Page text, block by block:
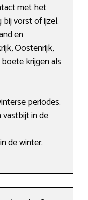
met het
vorst of ijzel.
en
Oostenrijk,
krijgen als
periodes.
vastbijt in de
de winter.